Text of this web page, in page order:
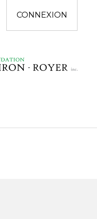
CONNEXION